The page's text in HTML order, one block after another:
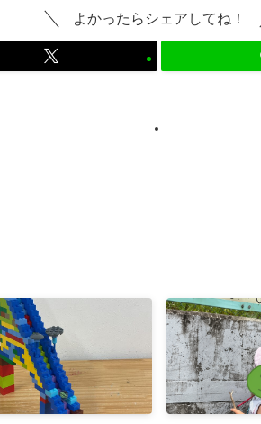
よかったらシェアしてね！